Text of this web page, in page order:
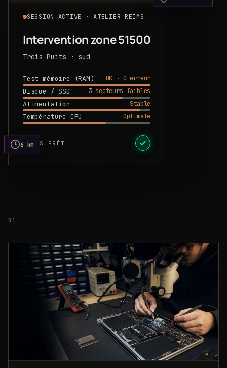
SESSION ACTIVE · ATELIER REIMS
Intervention zone 51500
Trois-Puits · sud
Test mémoire (RAM)
OK · 0 erreur
Disque / SSD
3 secteurs faibles
Alimentation
Stable
Température CPU
Optimale
DEVIS PRÊT
6 km